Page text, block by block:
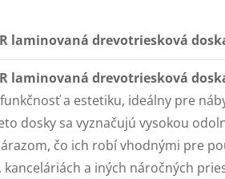
laminovaná drevotriesková
laminovaná drevotriesková
a estetiku, ideálny pre
dosky sa vyznačujú vysokou
čo ich robí vhodnými pre
kanceláriách a iných náročných